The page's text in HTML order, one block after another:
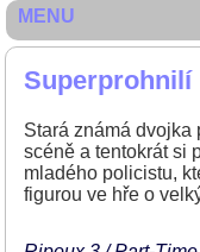
Superprohnilí
Stará známá dvojka
scéně a tentokrát si
mladého policistu,
figurou ve hře o
MENU